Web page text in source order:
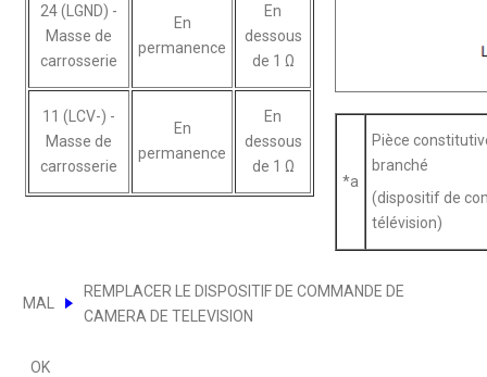
24 (LGND) -
Masse de
carrosserie
En
permanence
En
dessous
de 1 Ω
11 (LCV-) -
Masse de
carrosserie
En
permanence
En
dessous
de 1 Ω
*a
Pièce
branché
(dispositif de
télévision)
MAL
REMPLACER LE DISPOSITIF DE COMMANDE DE
CAMERA DE TELEVISION
OK